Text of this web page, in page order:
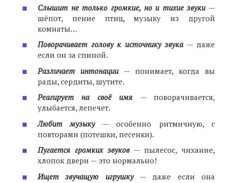
Слышит не только громкие, но и тихие звуки —
шёпот, пение птиц, музыку из другой
комнаты…
Поворачивает голову к источнику звука — даже
если он за спиной.
Различает интонации — понимает, когда вы
рады, сердиты, шутите.
Реагирует на своё имя — поворачивается,
улыбается, лепечет.
Любит музыку— особенно ритмичную, с
повторами (потешки, песенки).
Пугается громких звуков— пылесос, чихание,
хлопок двери — это нормально!
Ищет звучащую игрушку— даже если она